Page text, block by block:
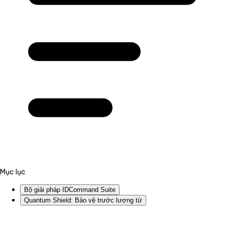
Mục lục
Bộ giải pháp IDCommand Suite
Quantum Shield: Bảo vệ trước lượng tử